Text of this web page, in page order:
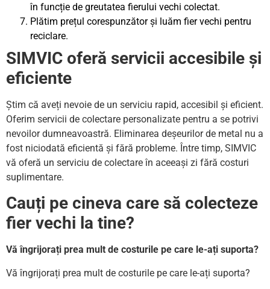
în funcție de greutatea fierului vechi colectat.
Plătim prețul corespunzător și luăm fier vechi pentru
reciclare.
SIMVIC oferă servicii accesibile și
eficiente
Știm că aveți nevoie de un serviciu rapid, accesibil și eficient.
Oferim servicii de colectare personalizate pentru a se potrivi
nevoilor dumneavoastră. Eliminarea deșeurilor de metal nu a
fost niciodată eficientă și fără probleme. Între timp, SIMVIC
vă oferă un serviciu de colectare în aceeași zi fără costuri
suplimentare.
Cauți pe cineva care să colecteze
fier vechi la tine?
Vă îngrijorați prea mult de costurile pe care le-ați suporta?
Vă îngrijorați prea mult de costurile pe care le-ați suporta?